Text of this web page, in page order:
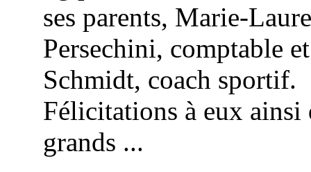
ses parents, Marie-
Persechini, comptable
Schmidt, coach sportif.
Félicitations à eux ainsi
grands ...